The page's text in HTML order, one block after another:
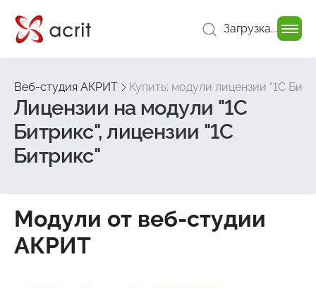
Загрузка...
Веб-студия АКРИТ Купить: модули лицензии "1C
Лицензии на модули "1C
Битрикс", лицензии "1C
Битрикс"
Модули от веб-студии
АКРИТ